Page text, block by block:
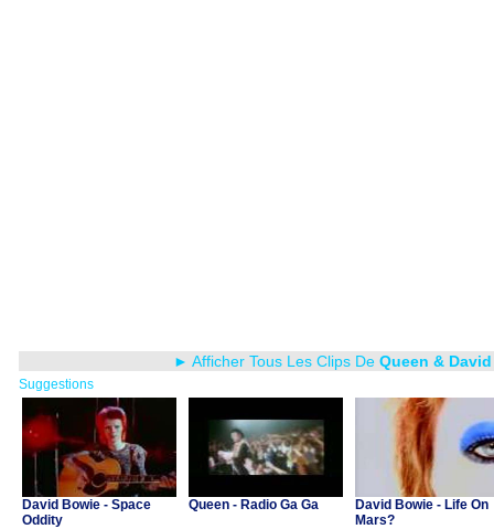
► Afficher Tous Les Clips De Queen &
Suggestions
David Bowie - Space
Oddity
Queen - Radio Ga Ga
David Bowie - Life On
Mars?